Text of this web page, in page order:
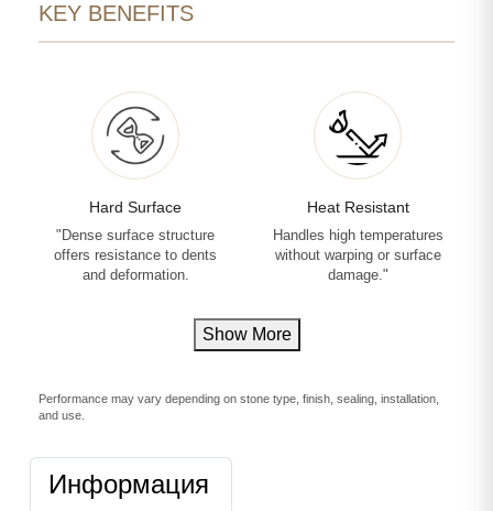
KEY BENEFITS
Hard Surface
"Dense surface structure
offers resistance to dents
and deformation.
Heat Resistant
Handles high temperatures
without warping or surface
damage."
Show More
Performance may vary depending on stone type, finish, sealing, installation,
and use.
Информация